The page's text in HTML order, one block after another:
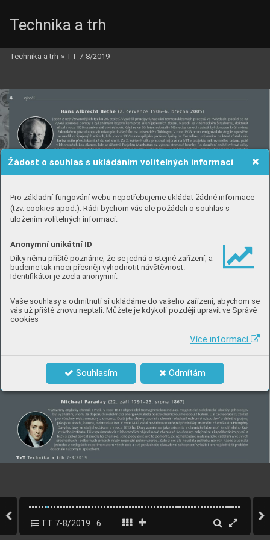
Žádost o souhlas s ukládáním volitelných informací
Pro základní fungování webu nepotřebujeme ukládat žádné informace
(tzv. cookies apod.). Rádi bychom vás ale požádali o souhlas s
uložením volitelných informací:
Anonymní unikátní ID
Díky němu příště poznáme, že se jedná o stejné zařízení, a
budeme tak moci přesněji vyhodnotit návštěvnost.
Identifikátor je zcela anonymní.
Vaše souhlasy a odmítnutí si ukládáme do vašeho zařízení, abychom se
vás už příště znovu neptali. Můžete je kdykoli později upravit ve Správě
cookies
Více informací
Souhlasím Odmítám
Technika a trh
Technika a trh » TT 7-8/2019
TT 7-8/2019 6